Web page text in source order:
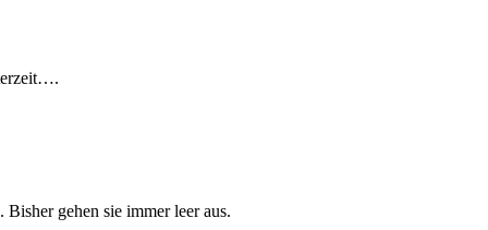
gehen sie immer leer aus.